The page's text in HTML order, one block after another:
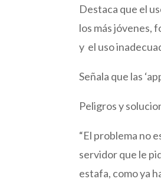
Destaca que el
los más jóvenes,
y el uso
Señala que las
Peligros y
“El problema no
servidor que le
estafa, como ya